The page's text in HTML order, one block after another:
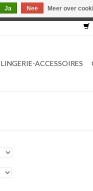
LINGERIE-ACCESSOIRES
Ja Nee Meer over
.